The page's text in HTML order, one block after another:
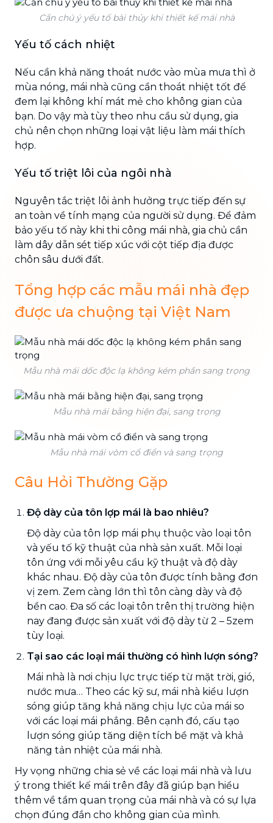
Cần chú ý yếu tố bài thủy khi thiết kế mái nhà
Yếu tố cách nhiệt
Nếu cần khả năng thoát nước vào mùa mưa thì ở
mùa nóng, mái nhà cũng cần thoát nhiệt tốt để
đem lại không khí mát mẻ cho không gian của
bạn. Do vậy mà tùy theo nhu cầu sử dụng, gia
chủ nên chọn những loại vật liệu làm mái thích
hợp.
Yếu tố triệt lôi của ngôi nhà
Nguyên tắc triệt lôi ảnh hưởng trực tiếp đến sự
an toàn về tính mạng của người sử dụng. Để đảm
bảo yếu tố này khi thi công mái nhà, gia chủ cần
làm dây dẫn sét tiếp xúc với cột tiếp địa được
chôn sâu dưới đất.
Tổng hợp các mẫu mái nhà đẹp
được ưa chuộng tại Việt Nam
Mẫu nhà mái dốc độc lạ không kém phần sang trọng
Mẫu nhà mái bằng hiện đại, sang trọng
Mẫu nhà mái vòm cổ điển và sang trọng
Câu Hỏi Thường Gặp
Độ dày của tôn lợp mái là bao nhiêu?
Độ dày của tôn lợp mái phụ thuộc vào loại tôn
và yếu tố kỹ thuật của nhà sản xuất. Mỗi loại
tôn ứng với mỗi yêu cầu kỹ thuật và độ dày
khác nhau. Độ dày của tôn được tính bằng đơn
vị zem. Zem càng lớn thì tôn càng dày và độ
bền cao. Đa số các loại tôn trên thị trường hiện
nay đang được sản xuất với độ dày từ 2 – 5zem
tùy loại.
Tại sao các loại mái thường có hình lượn sóng?
Mái nhà là nơi chịu lực trực tiếp từ mặt trời, gió,
nước mưa… Theo các kỹ sư, mái nhà kiểu lượn
sóng giúp tăng khả năng chịu lực của mái so
với các loại mái phẳng. Bên cạnh đó, cấu tạo
lượn sóng giúp tăng diện tích bề mặt và khả
năng tản nhiệt của mái nhà.
Hy vọng những chia sẻ về các loại mái nhà và lưu
ý trong thiết kế mái trên đây đã giúp bạn hiểu
thêm về tầm quan trọng của mái nhà và có sự lựa
chọn đúng đắn cho không gian của mình.